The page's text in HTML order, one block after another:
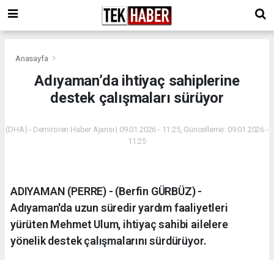
Anasayfa
Adıyaman’da ihtiyaç sahiplerine
destek çalışmaları sürüyor
(DHA) - Demirören Haber Ajansı | 09.01.2026 - 11:25, Güncelleme: 09.01.2026 -
11:25
ADIYAMAN (PERRE) - (Berfin GÜRBÜZ) -
Adıyaman'da uzun süredir yardım faaliyetleri
yürüten Mehmet Ulum, ihtiyaç sahibi ailelere
yönelik destek çalışmalarını sürdürüyor.